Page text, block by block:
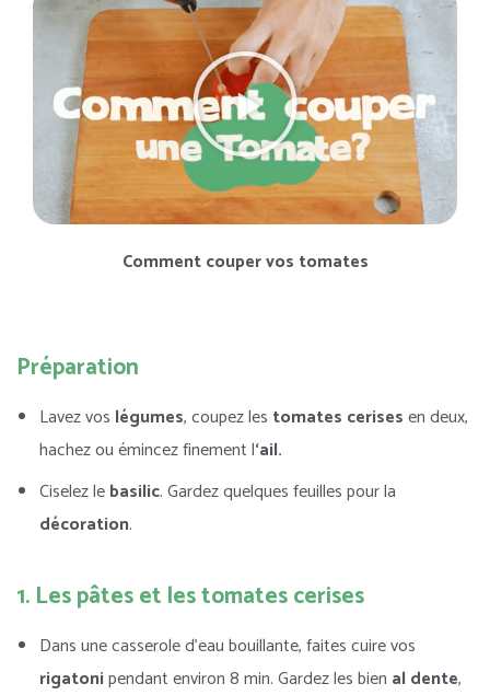
Comment couper vos tomates
Préparation
Lavez vos légumes, coupez les tomates cerisesen deux,
hachez ou émincez finement l‘ail.
Ciselez lebasilic. Gardez quelques feuilles pour la
décoration.
1. Les pâtes et les tomates cerises
Dans une casserole d’eau bouillante, faites cuire vos
rigatonipendant environ 8 min. Gardez les bien al dente,